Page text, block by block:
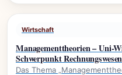
Wirtschaft
Managementtheorien – Uni-
Schwerpunkt Rechnungswesen
Das Thema